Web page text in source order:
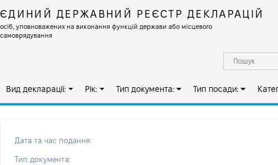
ЄДИНИЙ ДЕРЖАВНИЙ РЕЄСТР ДЕКЛАРАЦІЙ
осіб, уповноважених на виконання функцій держави або місцевого
самоврядування
Вид декларації: Рік: Тип документа: Тип посади:
Дата та час подання:
Тип документа: